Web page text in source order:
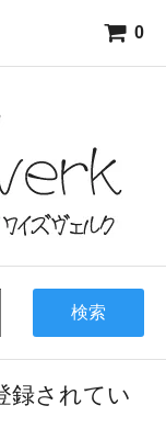
0
検索
録されてい